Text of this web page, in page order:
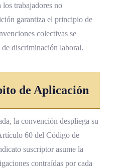
trabajadores no
garantiza el principio de
colectivas se
discriminación laboral.
de Aplicación
la convención despliega su
60 del Código de
suscriptor asume la
contraídas por cada